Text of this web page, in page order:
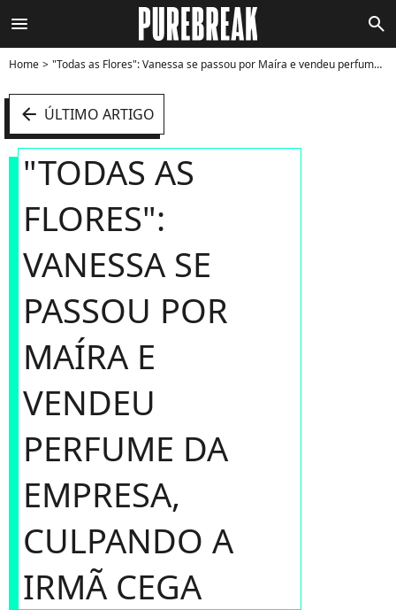
menu search
Home "Todas as Flores": Vanessa se passou por Maíra e vendeu perfume da empresa, culpando a irmã cega - Foto
arrow_left ÚLTIMO ARTIGO
"TODAS AS
FLORES":
VANESSA SE
PASSOU POR
MAÍRA E
VENDEU
PERFUME DA
EMPRESA,
CULPANDO A
IRMÃ CEGA